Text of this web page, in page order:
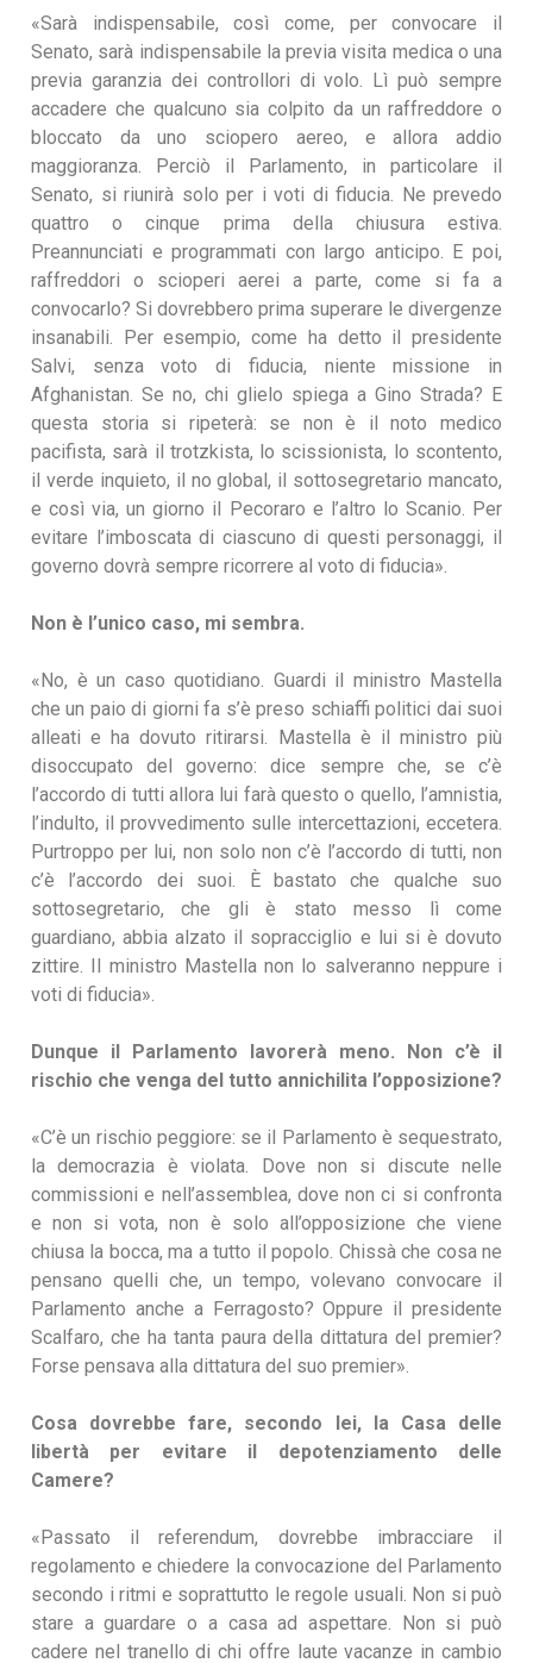
«Sarà indispensabile, così come, per convocare il
Senato, sarà indispensabile la previa visita medica o una
previa garanzia dei controllori di volo. Lì può sempre
accadere che qualcuno sia colpito da un raffreddore o
bloccato da uno sciopero aereo, e allora addio
maggioranza. Perciò il Parlamento, in particolare il
Senato, si riunirà solo per i voti di fiducia. Ne prevedo
quattro o cinque prima della chiusura estiva.
Preannunciati e programmati con largo anticipo. E poi,
raffreddori o scioperi aerei a parte, come si fa a
convocarlo? Si dovrebbero prima superare le divergenze
insanabili. Per esempio, come ha detto il presidente
Salvi, senza voto di fiducia, niente missione in
Afghanistan. Se no, chi glielo spiega a Gino Strada? E
questa storia si ripeterà: se non è il noto medico
pacifista, sarà il trotzkista, lo scissionista, lo scontento,
il verde inquieto, il no global, il sottosegretario mancato,
e così via, un giorno il Pecoraro e l’altro lo Scanio. Per
evitare l’imboscata di ciascuno di questi personaggi, il
governo dovrà sempre ricorrere al voto di fiducia».
Non è l’unico caso, mi sembra.
«No, è un caso quotidiano. Guardi il ministro Mastella
che un paio di giorni fa s’è preso schiaffi politici dai suoi
alleati e ha dovuto ritirarsi. Mastella è il ministro più
disoccupato del governo: dice sempre che, se c’è
l’accordo di tutti allora lui farà questo o quello, l’amnistia,
l’indulto, il provvedimento sulle intercettazioni, eccetera.
Purtroppo per lui, non solo non c’è l’accordo di tutti, non
c’è l’accordo dei suoi. È bastato che qualche suo
sottosegretario, che gli è stato messo lì come
guardiano, abbia alzato il sopracciglio e lui si è dovuto
zittire. Il ministro Mastella non lo salveranno neppure i
voti di fiducia».
Dunque il Parlamento lavorerà meno. Non c’è il
rischio che venga del tutto annichilita l’opposizione?
«C’è un rischio peggiore: se il Parlamento è sequestrato,
la democrazia è violata. Dove non si discute nelle
commissioni e nell’assemblea, dove non ci si confronta
e non si vota, non è solo all’opposizione che viene
chiusa la bocca, ma a tutto il popolo. Chissà che cosa ne
pensano quelli che, un tempo, volevano convocare il
Parlamento anche a Ferragosto? Oppure il presidente
Scalfaro, che ha tanta paura della dittatura del premier?
Forse pensava alla dittatura del suo premier».
Cosa dovrebbe fare, secondo lei, la Casa delle
libertà per evitare il depotenziamento delle
Camere?
«Passato il referendum, dovrebbe imbracciare il
regolamento e chiedere la convocazione del Parlamento
secondo i ritmi e soprattutto le regole usuali. Non si può
stare a guardare o a casa ad aspettare. Non si può
cadere nel tranello di chi offre laute vacanze in cambio